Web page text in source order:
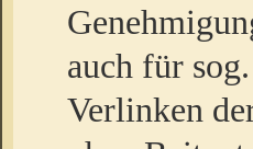
auch für
Verlinken